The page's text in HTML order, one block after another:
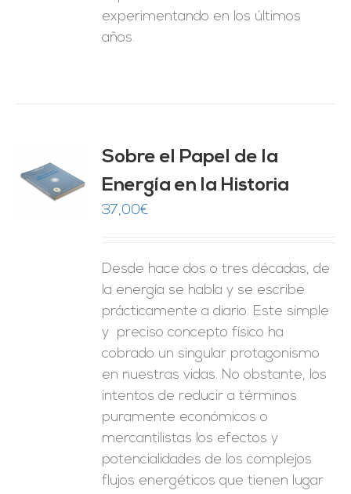
experimentando en los últimos
años.
Sobre el Papel de la
Energía en la Historia
37,00€
Desde hace dos o tres décadas, de
la energía se habla y se escribe
prácticamente a diario. Este simple
y preciso concepto físico ha
cobrado un singular protagonismo
en nuestras vidas. No obstante, los
intentos de reducir a términos
puramente económicos o
mercantilistas los efectos y
potencialidades de los complejos
flujos energéticos que tienen lugar